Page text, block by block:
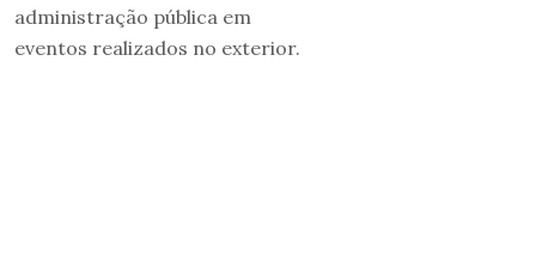
administração pública em
eventos realizados no exterior.